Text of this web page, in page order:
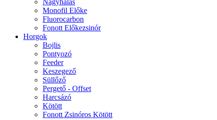
Nagyhalas
Monofil Előke
Fluorocarbon
Fonott Előkezsinór
Horgok
Bojlis
Pontyozó
Feeder
Keszegező
Süllőző
Pergető - Offset
Harcsázó
Kötött
Fonott Zsinóros Kötött